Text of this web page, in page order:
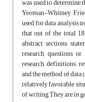
was used to
Yeoman-Whitney,
used for data analysis
that out of the total
abstract sections,
research questions
research, definitions,
and the method of
relatively favorable
of writing They are in